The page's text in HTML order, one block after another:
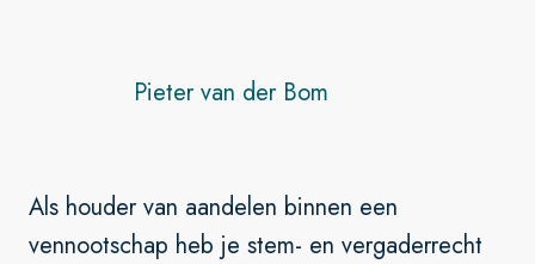
Pieter van der Bom
Als houder van aandelen binnen een
vennootschap heb je stem- en vergaderrecht